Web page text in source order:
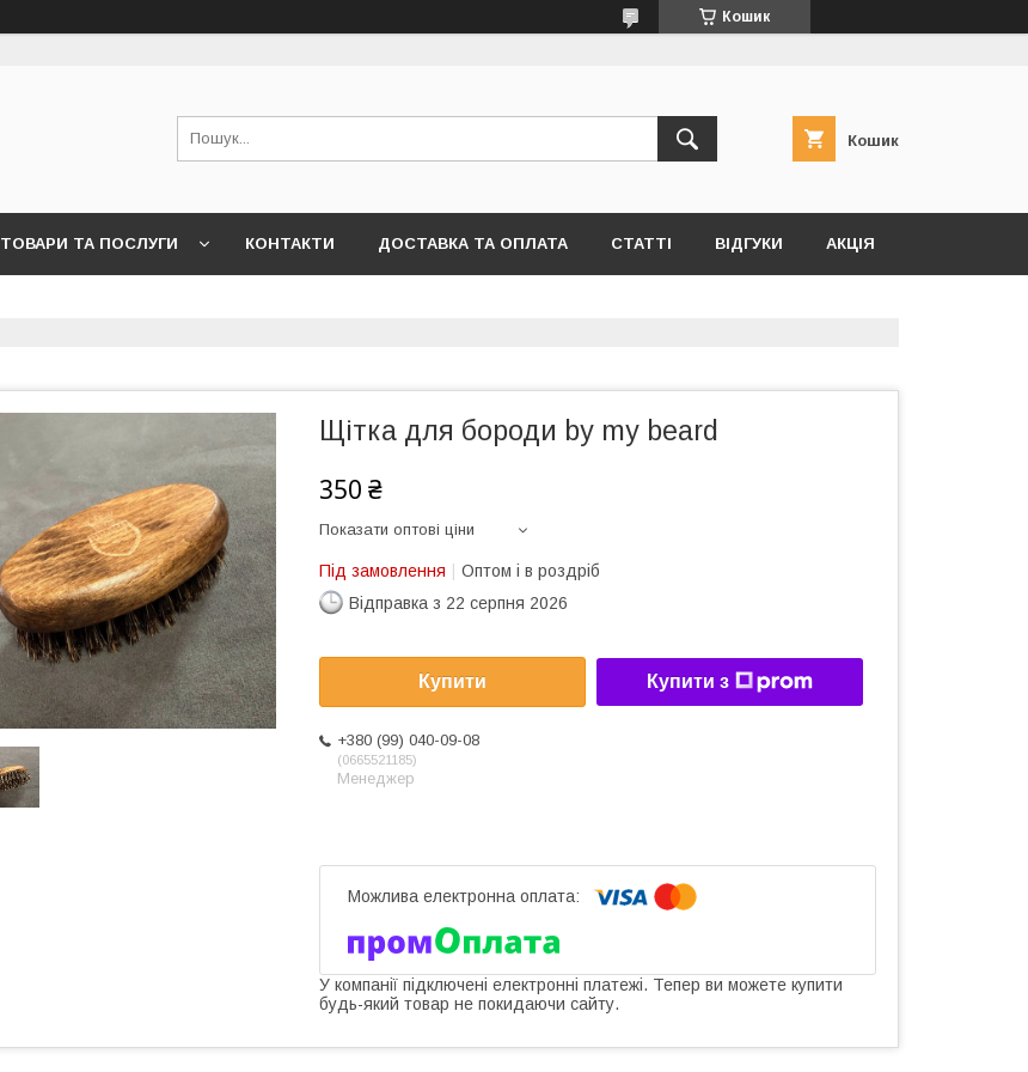
Кошик
Кошик
ТОВАРИ ТА ПОСЛУГИ КОНТАКТИ ДОСТАВКА ТА ОПЛАТА СТАТТІ ВІДГУКИ АКЦІЯ
Щітка для бороди by my beard
350 ₴
Показати оптові ціни
Під замовлення
Оптом і в роздріб
Відправка з 22 серпня 2026
Купити Купити з
+380 (99) 040-09-08
0665521185
Менеджер
У компанії підключені електронні платежі. Тепер ви можете купити
будь-який товар не покидаючи сайту.